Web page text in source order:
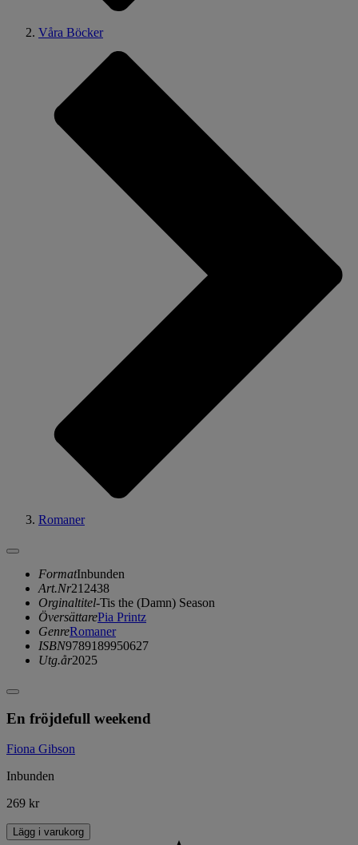
Våra Böcker
Romaner
FormatInbunden
Art.Nr212438
Orginaltitel-Tis the (Damn) Season
ÖversättarePia Printz
GenreRomaner
ISBN9789189950627
Utg.år2025
En fröjdefull weekend
Fiona Gibson
Inbunden
269 kr
Lägg i varukorg